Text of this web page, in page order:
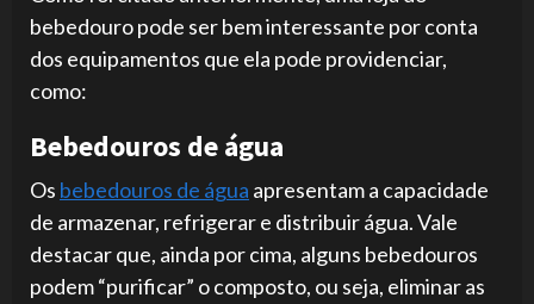
bebedouro pode ser bem interessante por conta
dos equipamentos que ela pode providenciar,
como:
Bebedouros de água
Os bebedouros de água apresentam a capacidade
de armazenar, refrigerar e distribuir água. Vale
destacar que, ainda por cima, alguns bebedouros
podem “purificar” o composto, ou seja, eliminar as